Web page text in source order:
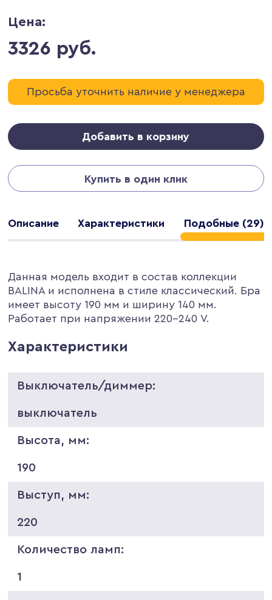
Цена:
3326 руб.
Просьба уточнить наличие у менеджера
Добавить в корзину
Купить в один клик
Описание Характеристики Подобные (29)
Данная модель входит в состав коллекции
BALINA и исполнена в стиле классический. Бра
имеет высоту 190 мм и ширину 140 мм.
Работает при напряжении 220-240 V.
Характеристики
Выключатель/диммер:
выключатель
Высота, мм:
190
Выступ, мм:
220
Количество ламп:
1